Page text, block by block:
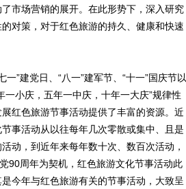
市场营销的展开。在此形势下，深入研究
对策，对于红色旅游的持久、健康和快速
”建党日、“八一”建军节、“十一”国庆节以
小庆，五年一中庆，十年一大庆”规律性
红色旅游节事活动提供了丰富的资源。近
事活动从以往每年几次零散或集中、且是
动，到近年来每年数十次、数百次活动，
90周年为契机，红色旅游文化节事活动此
今年与红色旅游有关的节事活动，大致呈